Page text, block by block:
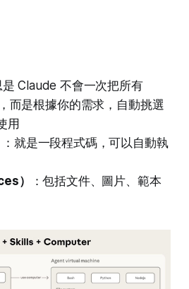
是 Claude 不會一次把所有
而是根據你的需求，自動挑選
用
：就是一段程式碼，可以自動執
）
：包括文件、圖片、範本